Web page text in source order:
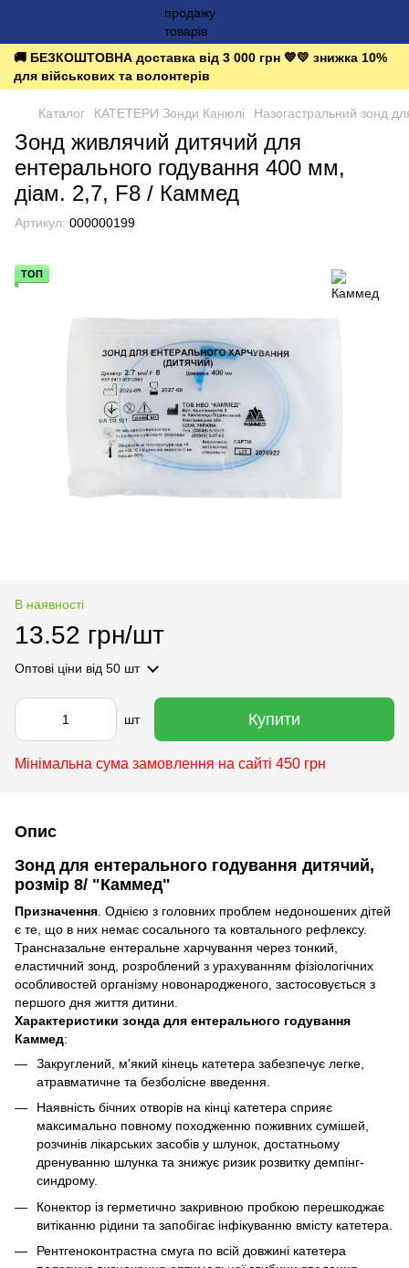
🚚 БЕЗКОШТОВНА доставка від 3 000 грн 💙💛 знижка 10%
для військових та волонтерів
Каталог КАТЕТЕРИ Зонди Канюлі Назогастральний зонд
Зонд живлячий дитячий для
ентерального годування 400 мм,
діам. 2,7, F8 / Каммед
Артикул: 000000199
ТОП
В наявності
13.52 грн/шт
Оптові ціни від 50 шт
шт Купити
Мінімальна сума замовлення на сайті 450 грн
Опис
Зонд для ентерального годування дитячий,
розмір 8/ "Каммед"
Призначення . Однією з головних проблем недоношених дітей
є те, що в них немає сосального та ковтального рефлексу.
Трансназальне ентеральне харчування через тонкий,
еластичний зонд, розроблений з урахуванням фізіологічних
особливостей організму новонародженого, застосовується з
першого дня життя дитини.
Характеристики зонда для ентерального годування
Каммед:
Закруглений, м'який кінець катетера забезпечує легке,
атравматичне та безболісне введення.
Наявність бічних отворів на кінці катетера сприяє
максимально повному походженню поживних сумішей,
розчинів лікарських засобів у шлунок, достатньому
дренуванню шлунка та знижує ризик розвитку демпінг-
синдрому.
Конектор із герметично закривною пробкою перешкоджає
витіканню рідини та запобігає інфікуванню вмісту катетера.
Рентгеноконтрастна смуга по всій довжині катетера